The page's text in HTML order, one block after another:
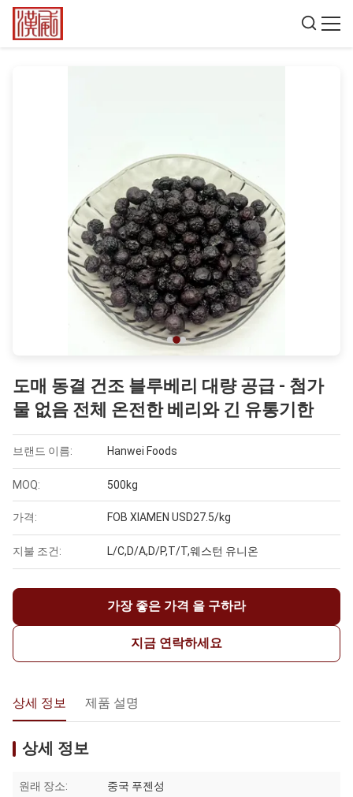
도매 동결 건조 블루베리 대량 공급 - 첨가
물 없음 전체 온전한 베리와 긴 유통기한
브랜드 이름: Hanwei Foods
MOQ: 500kg
가격: FOB XIAMEN USD27.5/kg
지불 조건: L/C,D/A,D/P,T/T,웨스턴 유니온
가장 좋은 가격 을 구하라
지금 연락하세요
상세 정보 제품 설명
상세 정보
원래 장소: 중국 푸젠성